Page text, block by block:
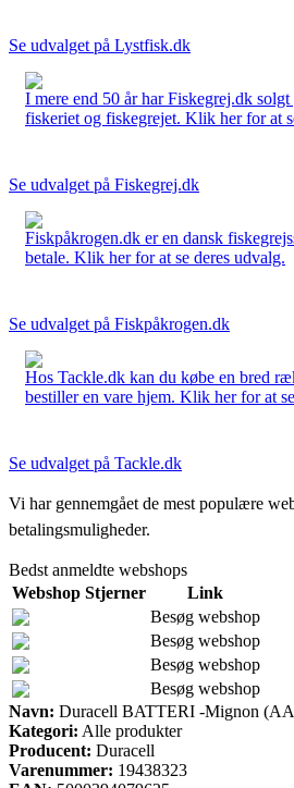
Se udvalget på Lystfisk.dk
I mere end 50 år har Fiskegrej.dk
fiskeriet og fiskegrejet. Klik her for at
Se udvalget på Fiskegrej.dk
Fiskpåkrogen.dk er en dansk
betale. Klik her for at se deres udvalg.
Se udvalget på Fiskpåkrogen.dk
Hos Tackle.dk kan du købe en bred
bestiller en vare hjem. Klik her for at
Se udvalget på Tackle.dk
Vi har gennemgået de mest populære
betalingsmuligheder.
Bedst anmeldte webshops
Webshop Stjerner
Link
Besøg webshop
Besøg webshop
Besøg webshop
Besøg webshop
Navn: Duracell BATTERI -Mignon
Kategori: Alle produkter
Producent: Duracell
Varenummer: 19438323